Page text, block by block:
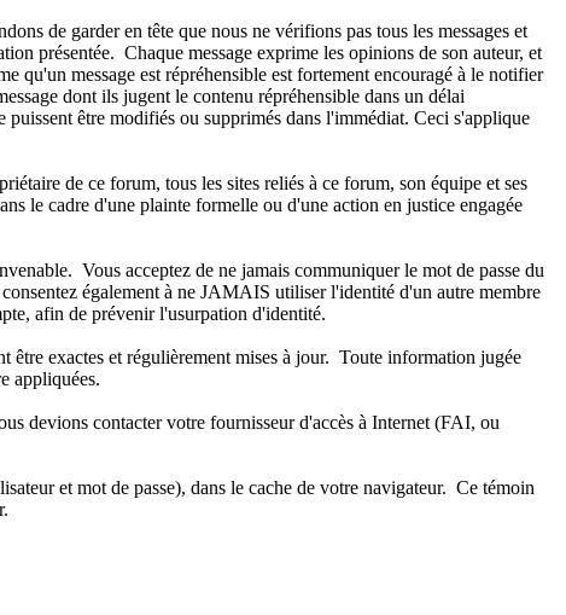
de garder en tête que nous ne vérifions pas tous les messages et
présentée. Chaque message exprime les opinions de son auteur, et
qu'un message est répréhensible est fortement encouragé à le notifier
dont ils jugent le contenu répréhensible dans un délai
puissent être modifiés ou supprimés dans l'immédiat. Ceci s'applique
de ce forum, tous les sites reliés à ce forum, son équipe et ses
le cadre d'une plainte formelle ou d'une action en justice engagée
Vous acceptez de ne jamais communiquer le mot de passe du
également à ne JAMAIS utiliser l'identité d'un autre membre
afin de prévenir l'usurpation d'identité.
exactes et régulièrement mises à jour. Toute information jugée
appliquées.
devions contacter votre fournisseur d'accès à Internet (FAI, ou
et mot de passe), dans le cache de votre navigateur. Ce témoin